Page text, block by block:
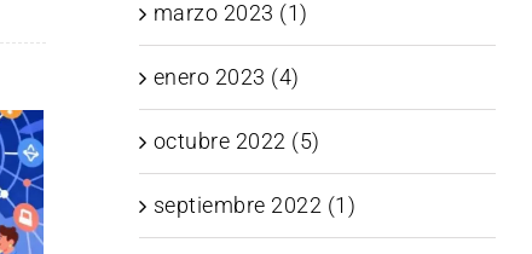
marzo 2023 (1)
enero 2023 (4)
octubre 2022 (5)
septiembre 2022 (1)